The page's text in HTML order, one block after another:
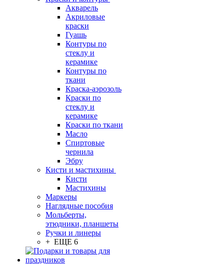
Акварель
Акриловые
краски
Гуашь
Контуры по
стеклу и
керамике
Контуры по
ткани
Краска-аэрозоль
Краски по
стеклу и
керамике
Краски по ткани
Масло
Спиртовые
чернила
Эбру
Кисти и мастихины
Кисти
Мастихины
Маркеры
Наглядные пособия
Мольберты,
этюдники, планшеты
Ручки и линеры
+ ЕЩЕ 6